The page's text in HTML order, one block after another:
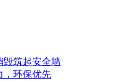
毁筑起安全墙
，环保优先